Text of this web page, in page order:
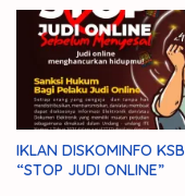
IKLAN DISKOMINFO KSB
“STOP JUDI ONLINE”